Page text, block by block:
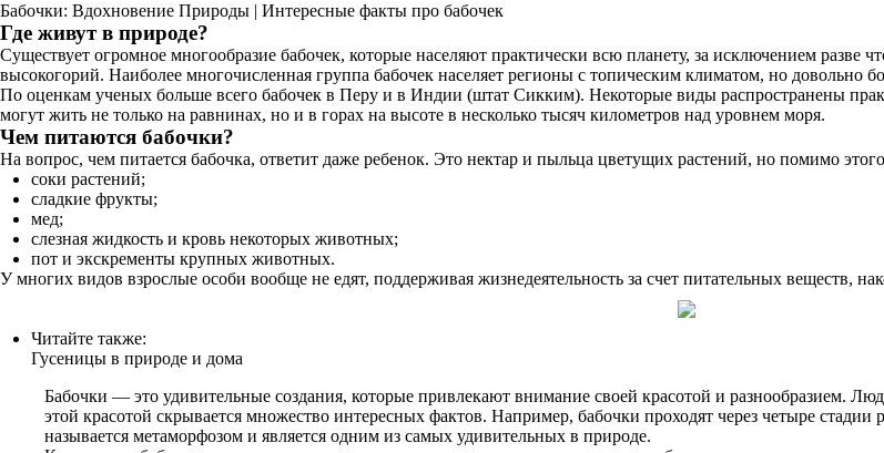
Бабочки: Вдохновение Природы | Интересные факты про бабочек
Где живут в природе?
Существует огромное многообразие бабочек, которые населяют практически всю планету, за исключением
высокогорий. Наиболее многочисленная группа бабочек населяет регионы с топическим климатом, но довольно
По оценкам ученых больше всего бабочек в Перу и в Индии (штат Сикким). Некоторые виды распространены
могут жить не только на равнинах, но и в горах на высоте в несколько тысяч километров над уровнем моря.
Чем питаются бабочки?
На вопрос, чем питается бабочка, ответит даже ребенок. Это нектар и пыльца цветущих растений, но помимо
соки растений;
сладкие фрукты;
мед;
слезная жидкость и кровь некоторых животных;
пот и экскременты крупных животных.
У многих видов взрослые особи вообще не едят, поддерживая жизнедеятельность за счет питательных веществ,
Читайте также:
Гусеницы в природе и дома
Бабочки — это удивительные создания, которые привлекают внимание своей красотой и разнообразием.
этой красотой скрывается множество интересных фактов. Например, бабочки проходят через четыре стадии
называется метаморфозом и является одним из самых удивительных в природе.